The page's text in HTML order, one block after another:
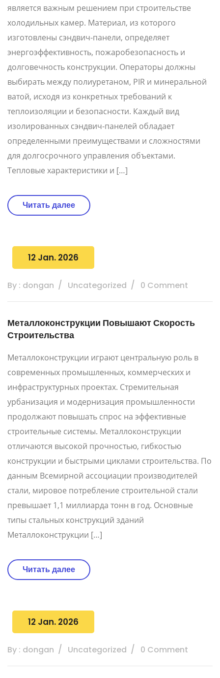
является важным решением при строительстве
холодильных камер. Материал, из которого
изготовлены сэндвич-панели, определяет
энергоэффективность, пожаробезопасность и
долговечность конструкции. Операторы должны
выбирать между полиуретаном, PIR и минеральной
ватой, исходя из конкретных требований к
теплоизоляции и безопасности. Каждый вид
изолированных сэндвич-панелей обладает
определенными преимуществами и сложностями
для долгосрочного управления объектами.
Тепловые характеристики и […]
Читать далее
12 Jan. 2026
By : dongan Uncategorized 0 Comment
Металлоконструкции Повышают Скорость
Строительства
Металлоконструкции играют центральную роль в
современных промышленных, коммерческих и
инфраструктурных проектах. Стремительная
урбанизация и модернизация промышленности
продолжают повышать спрос на эффективные
строительные системы. Металлоконструкции
отличаются высокой прочностью, гибкостью
конструкции и быстрыми циклами строительства. По
данным Всемирной ассоциации производителей
стали, мировое потребление строительной стали
превышает 1,1 миллиарда тонн в год. Основные
типы стальных конструкций зданий
Металлоконструкции […]
Читать далее
12 Jan. 2026
By : dongan Uncategorized 0 Comment